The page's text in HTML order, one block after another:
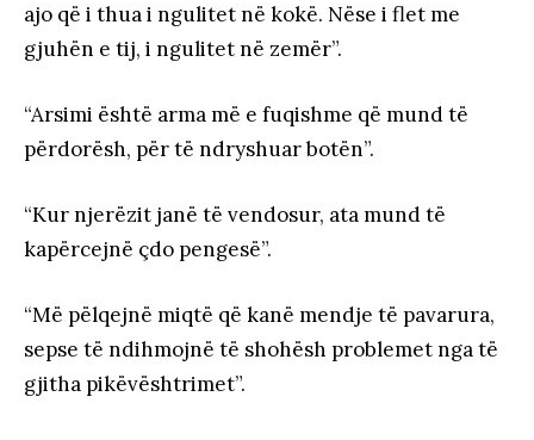
ajo që i thua i ngulitet në kokë. Nëse i flet me
gjuhën e tij, i ngulitet në zemër”.
“Arsimi është arma më e fuqishme që mund të
përdorësh, për të ndryshuar botën”.
“Kur njerëzit janë të vendosur, ata mund të
kapërcejnë çdo pengesë”.
“Më pëlqejnë miqtë që kanë mendje të pavarura,
sepse të ndihmojnë të shohësh problemet nga të
gjitha pikëvështrimet”.